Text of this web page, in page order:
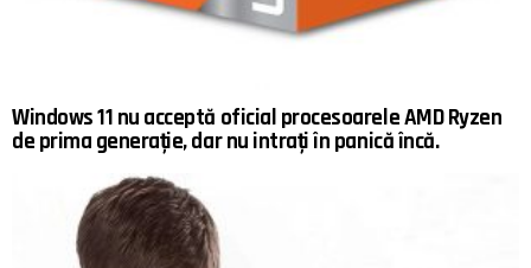
Windows 11 nu acceptă oficial procesoarele AMD Ryzen
de prima generație, dar nu intrați în panică încă.